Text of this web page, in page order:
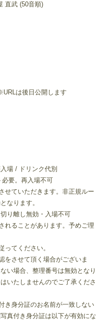
直武 (50音順)
は後日公開します
場 / ドリンク代別
要。再入場不可
せていただきます。非正規ルー
なります。
り離し無効・入場不可
れることがあります。予めご理
ってください。
をさせて頂く場合がございま
い場合、整理番号は無効となり
いたしませんのでご了承くださ
き身分証のお名前が一致しない
真付き身分証は以下が有効にな